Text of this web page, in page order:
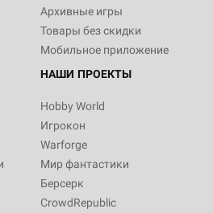
Архивные игры
Товары без скидки
Мобильное приложение
НАШИ ПРОЕКТЫ
Hobby World
Игрокон
Warforge
Мир фантастики
Берсерк
CrowdRepublic